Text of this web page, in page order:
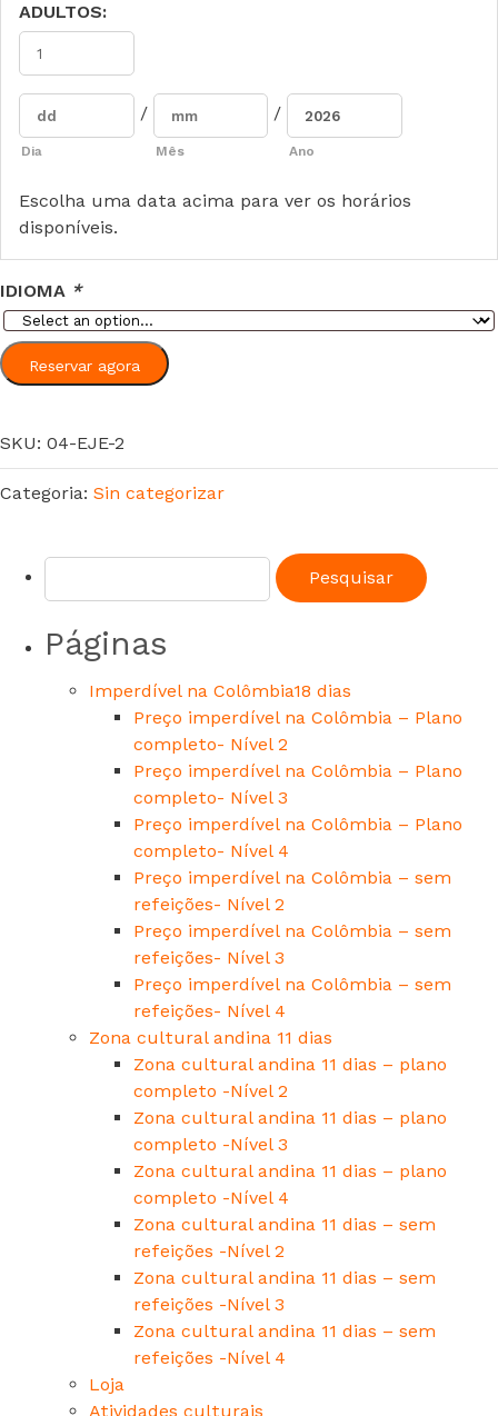
ADULTOS:
Dia
/
Mês
/
Ano
Escolha uma data acima para ver os horários
disponíveis.
IDIOMA *
Reservar agora
SKU: 04-EJE-2
Categoria: Sin categorizar
Páginas
Imperdível na Colômbia18 dias
Preço imperdível na Colômbia – Plano
completo- Nível 2
Preço imperdível na Colômbia – Plano
completo- Nível 3
Preço imperdível na Colômbia – Plano
completo- Nível 4
Preço imperdível na Colômbia – sem
refeições- Nível 2
Preço imperdível na Colômbia – sem
refeições- Nível 3
Preço imperdível na Colômbia – sem
refeições- Nível 4
Zona cultural andina 11 dias
Zona cultural andina 11 dias – plano
completo -Nível 2
Zona cultural andina 11 dias – plano
completo -Nível 3
Zona cultural andina 11 dias – plano
completo -Nível 4
Zona cultural andina 11 dias – sem
refeições -Nível 2
Zona cultural andina 11 dias – sem
refeições -Nível 3
Zona cultural andina 11 dias – sem
refeições -Nível 4
Loja
Atividades culturais